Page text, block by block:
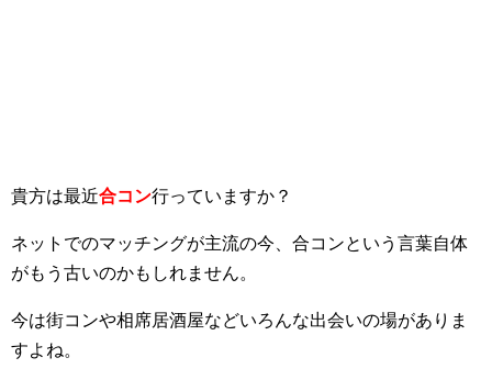
貴方は最近合コン行っていますか？
ネットでのマッチングが主流の今、合コンという言葉自体
がもう古いのかもしれません。
今は街コンや相席居酒屋などいろんな出会いの場がありま
すよね。